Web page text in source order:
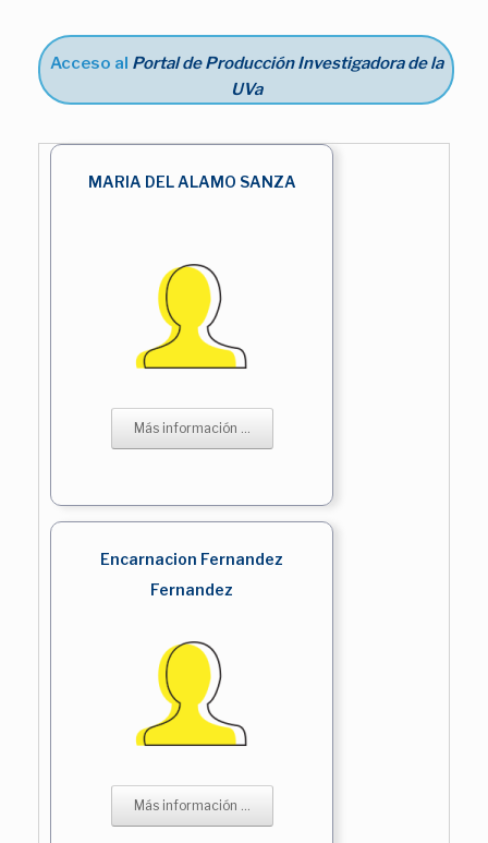
Acceso al Portal de Producción Investigadora de la
UVa
MARIA DEL ALAMO SANZA
Más información ...
Encarnacion Fernandez
Fernandez
Más información ...